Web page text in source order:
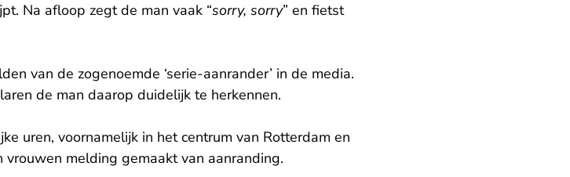
Na afloop zegt de man vaak “sorry, sorry” en fietst
van de zogenoemde ‘serie-aanrander’ in de media.
de man daarop duidelijk te herkennen.
uren, voornamelijk in het centrum van Rotterdam en
melding gemaakt van aanranding.